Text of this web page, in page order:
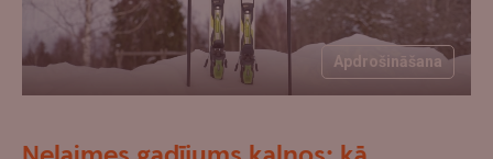
Apdrošināšana